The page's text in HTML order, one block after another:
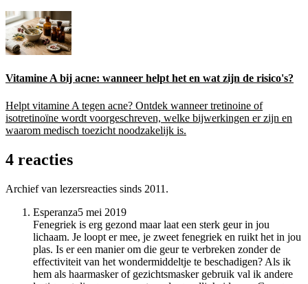
Vitamine A bij acne: wanneer helpt het en wat zijn de risico's?
Helpt vitamine A tegen acne? Ontdek wanneer tretinoine of
isotretinoïne wordt voorgeschreven, welke bijwerkingen er zijn en
waarom medisch toezicht noodzakelijk is.
4 reacties
Archief van lezersreacties sinds 2011.
Esperanza5 mei 2019
Fenegriek is erg gezond maar laat een sterk geur in jou
lichaam. Je loopt er mee, je zweet fenegriek en ruikt het in jou
plas. Is er een manier om die geur te verbreken zonder de
effectiviteit van het wondermiddeltje te beschadigen? Als ik
hem als haarmasker of gezichtsmasker gebruik val ik andere